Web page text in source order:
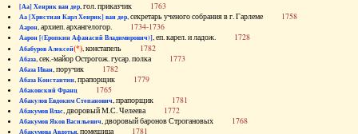
[Аа] Хенрик ван дер, гол. приказчик 1763
Аа [Христиан Карл Хенрик] ван дер, секретарь ученого собрания в г. Гарлеме 1758
Аарон, архиеп. архангелогор. 1734-1736
Аарон [(Еропкин Афанасий Владимирович)], еп. карел. и ладож. 1728
Абабуров Алексей(*), констапель 1782
Абаза, сек.-майор Острогож. гусар. полка 1773
Абаза Иван, поручик 1782
Абаза Константин, прапорщик 1779
Абаковский Франц 1765
Абакулов Евдоким Степанович, прапорщик 1781
Абакумов Влас, дворовый М.С. Челеева 1772
Абакумов Яков Васильевич, дворовый баронов Строгановых 1768
Абакумова Авдотья, помещица 1781